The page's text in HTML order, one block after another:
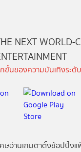
NEXT WORLD-
ขั้นของความบันเทิงระดั
ษอ่านเกมตาตั้งช้อปปิ้งแ